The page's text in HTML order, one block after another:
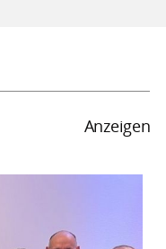
Anzeigen